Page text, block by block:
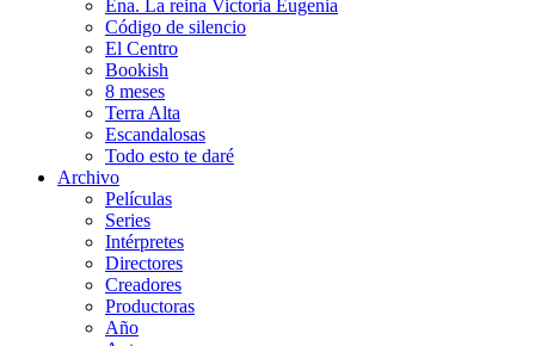
Ena. La reina Victoria Eugenia
Código de silencio
El Centro
Bookish
8 meses
Terra Alta
Escandalosas
Todo esto te daré
Archivo
Películas
Series
Intérpretes
Directores
Creadores
Productoras
Año